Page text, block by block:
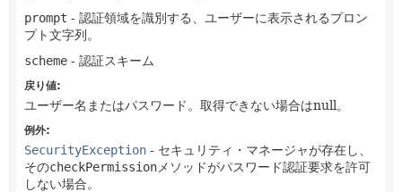
prompt - 認証領域を識別する、ユーザーに表示されるプロン
プト文字列。
scheme - 認証スキーム
戻り値:
ユーザー名またはパスワード。取得できない場合はnull。
例外:
SecurityException - セキュリティ・マネージャが存在し、
そのcheckPermission メソッドがパスワード認証要求を許可
しない場合。